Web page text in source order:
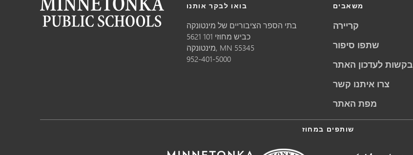
בואו לבקר אותנו
בתי הספר הציבוריים של מינטונקה
5621 כביש מחוזי 101
מינטונקה, MN 55345
952-401-5000
משאבים
קריירה
שתפו סיפור
בקשות לעדכון האתר
צרו איתנו קשר
מפת האתר
שותפים במחוז